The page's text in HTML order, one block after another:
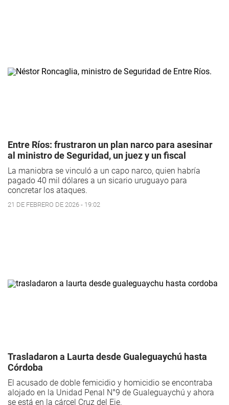
Entre Ríos: frustraron un plan narco para asesinar
al ministro de Seguridad, un juez y un fiscal
La maniobra se vinculó a un capo narco, quien habría
pagado 40 mil dólares a un sicario uruguayo para
concretar los ataques.
21 DE FEBRERO DE 2026 - 19:02
Trasladaron a Laurta desde Gualeguaychú hasta
Córdoba
El acusado de doble femicidio y homicidio se encontraba
alojado en la Unidad Penal N°9 de Gualeguaychú y ahora
se está en la cárcel Cruz del Eje.